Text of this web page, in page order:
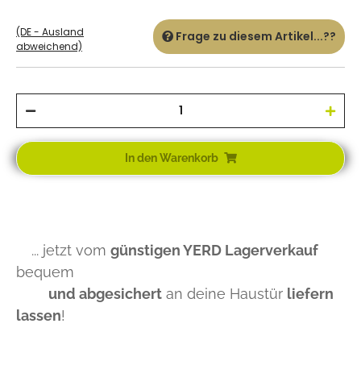
(DE - Ausland
abweichend)
Frage zu diesem Artikel...??
In den Warenkorb
... jetzt vom günstigen YERD Lagerverkauf
bequem
und abgesichert an deine Haustür liefern
lassen!